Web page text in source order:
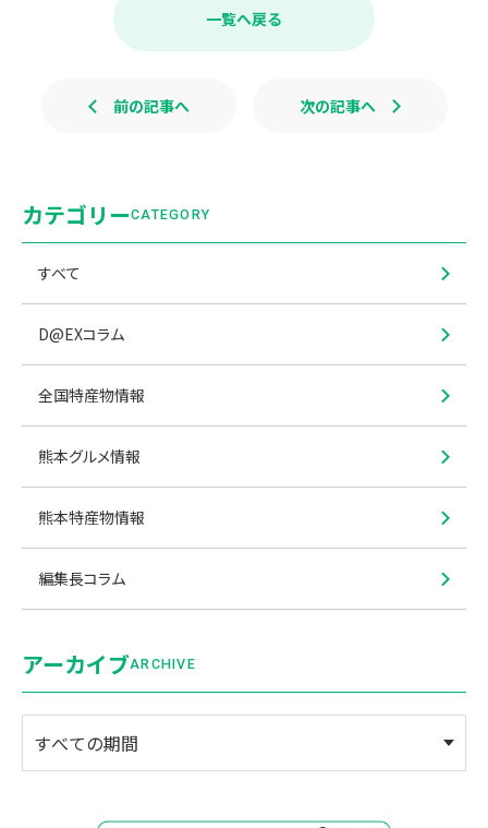
k
一覧へ戻る
前の記事へ 次の記事へ
カテゴリーCATEGORY
すべて
D@EXコラム
全国特産物情報
熊本グルメ情報
熊本特産物情報
編集長コラム
アーカイブARCHIVE